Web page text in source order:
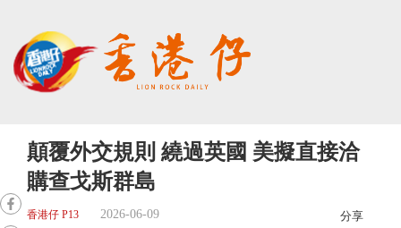
顛覆外交規則 繞過英國 美擬直接洽
購查戈斯群島
香港仔 P13 2026-06-09 分享